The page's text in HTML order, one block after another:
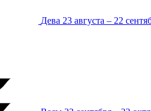
Дева 23 августа – 22